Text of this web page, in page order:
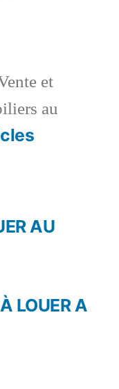
et
au
:
LOUER A
AU